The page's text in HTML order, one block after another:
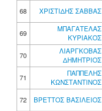
68
ΧΡΙΣΤΙΔΗΣ ΣΑΒΒΑΣ
69
ΜΠΑΓΑΤΕΛΑΣ
ΚΥΡΙΑΚΟΣ
70
ΛΙΑΡΓΚΟΒΑΣ
ΔΗΜΗΤΡΙΟΣ
71
ΠΑΠΠΕΛΗΣ
ΚΩΝΣΤΑΝΤΙΝΟΣ
72
ΒΡΕΤΤΟΣ ΒΑΣΙΛΕΙΟΣ